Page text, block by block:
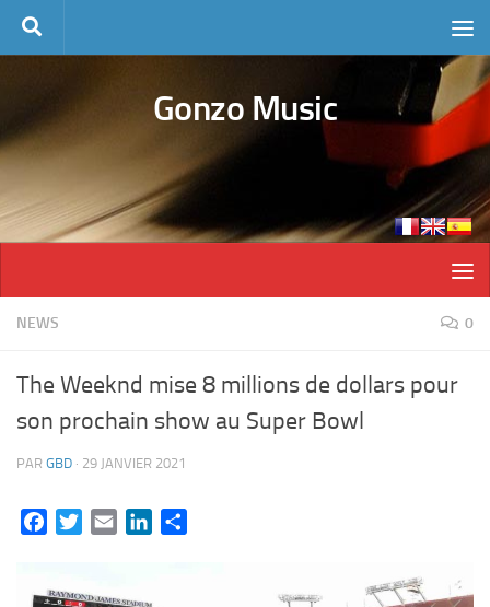
Skip to content
Gonzo Music
NEWS 0
The Weeknd mise 8 millions de dollars pour
son prochain show au Super Bowl
PAR GBD · 29 JANVIER 2021
FacebookTwitterEmail LinkedIn